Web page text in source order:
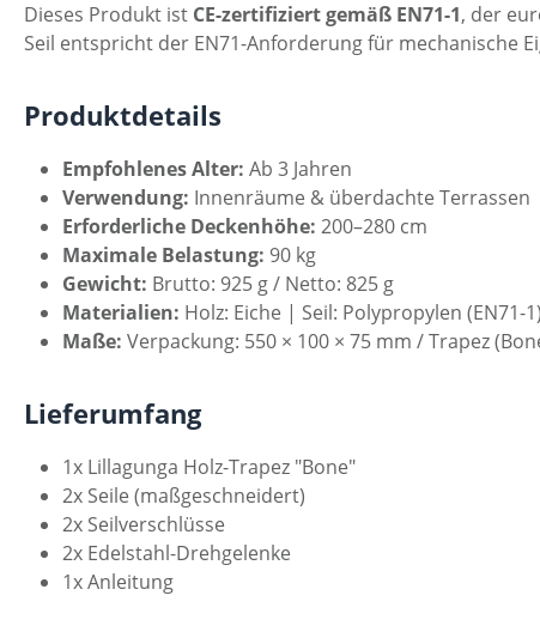
Dieses Produkt ist CE-zertifiziert gemäß EN71-1, der
Seil entspricht der EN71-Anforderung für mechanische
Produktdetails
Empfohlenes Alter: Ab 3 Jahren
Verwendung: Innenräume & überdachte Terrassen
Erforderliche Deckenhöhe: 200–280 cm
Maximale Belastung: 90 kg
Gewicht: Brutto: 925 g / Netto: 825 g
Materialien: Holz: Eiche | Seil: Polypropylen (EN71-
Maße: Verpackung: 550 × 100 × 75 mm / Trapez
Lieferumfang
1x Lillagunga Holz-Trapez "Bone"
2x Seile (maßgeschneidert)
2x Seilverschlüsse
2x Edelstahl-Drehgelenke
1x Anleitung